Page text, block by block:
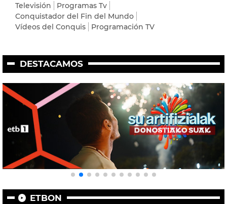
Televisión
Programas Tv
Conquistador del Fin del Mundo
Vídeos del Conquis
Programación TV
DESTACAMOS
ETBON